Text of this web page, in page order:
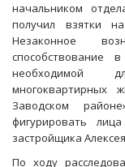
начальником
получил взятки
Незаконное
способствование
необходимой
Заводском
фигурировать
застройщика
По ходу